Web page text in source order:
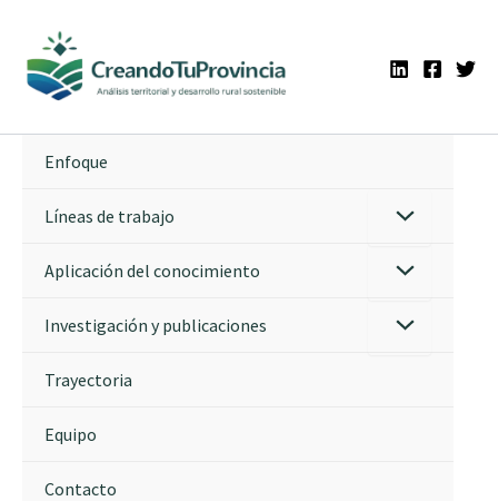
contenido
Enfoque
Líneas de trabajo
Aplicación del conocimiento
Investigación y publicaciones
Trayectoria
Equipo
Contacto